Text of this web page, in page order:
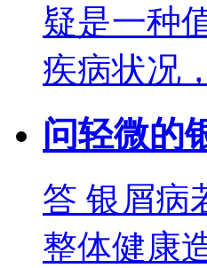
疑是一种
疾病状况
问轻微的
答 银屑病
整体健康